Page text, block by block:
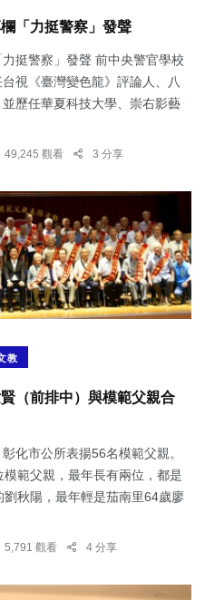
「力挺警察」發聲
挺警察」發聲 前中央警官學校
視《臺灣變色龍》評論人、八
歷任華夏科技大學、崇右影藝
49,245 觀看 3 分享
教
（前排中）與模範父親合
化市公所表揚56名模範父親。
範父親，最年長有兩位，都是
秋陽，最年輕是茄南里64歲廖
5,791 觀看 4 分享